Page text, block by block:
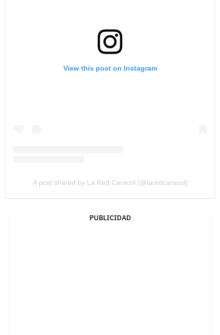
View this post on Instagram
A post shared by La Red Caracol (@laredcaracol)
PUBLICIDAD